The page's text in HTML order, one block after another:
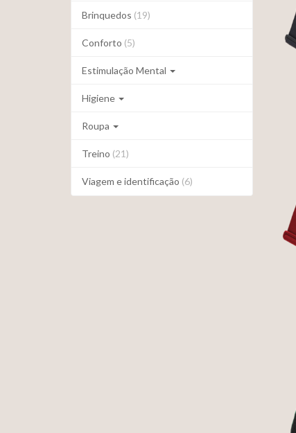
Brinquedos (19)
Conforto (5)
Estimulação Mental
Higiene
Roupa
Treino (21)
Viagem e identificação (6)